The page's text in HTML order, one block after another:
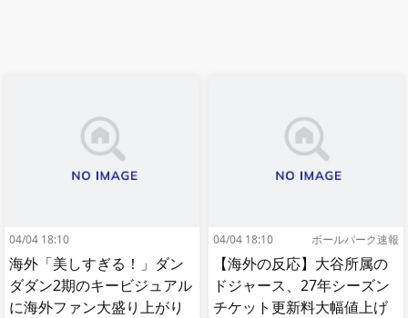
04/04 18:10
海外「美しすぎる！」ダン
ダダン2期のキービジュアル
に海外ファン大盛り上がり
04/04 18:10 ボールパーク速報
【海外の反応】大谷所属の
ドジャース、27年シーズン
チケット更新料大幅値上げ